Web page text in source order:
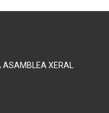
ASAMBLEA XERAL